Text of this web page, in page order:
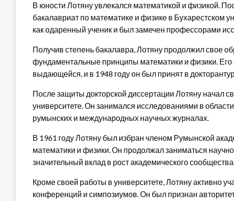
В юности Лотяну увлекался математикой и физикой.
бакалавриат по математике и физике в Бухарестском
как одаренный ученик и был замечен профессорами
Получив степень бакалавра, Лотяну продолжил свое
фундаментальные принципы математики и физики. Его
выдающейся, и в 1948 году он был принят в
После защиты докторской диссертации Лотяну начал
университете. Он занимался исследованиями в
румынских и международных научных журналах.
В 1961 году Лотяну был избран членом Румынской
математики и физики. Он продолжал заниматься
значительный вклад в рост академического
Кроме своей работы в университете, Лотяну активно
конференций и симпозиумов. Он был признан